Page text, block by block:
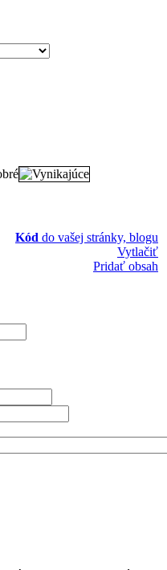
Kód do vašej stránky, blogu
Vytlačiť
Pridať obsah